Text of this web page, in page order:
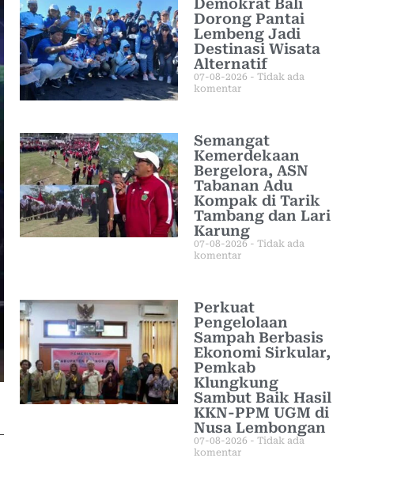
Demokrat Bali
Dorong Pantai
Lembeng Jadi
Destinasi Wisata
Alternatif
07-08-2026
Tidak ada
komentar
Semangat
Kemerdekaan
Bergelora, ASN
Tabanan Adu
Kompak di Tarik
Tambang dan Lari
Karung
07-08-2026
Tidak ada
komentar
Perkuat
Pengelolaan
Sampah Berbasis
Ekonomi Sirkular,
Pemkab
Klungkung
Sambut Baik Hasil
KKN-PPM UGM di
Nusa Lembongan
07-08-2026
Tidak ada
komentar